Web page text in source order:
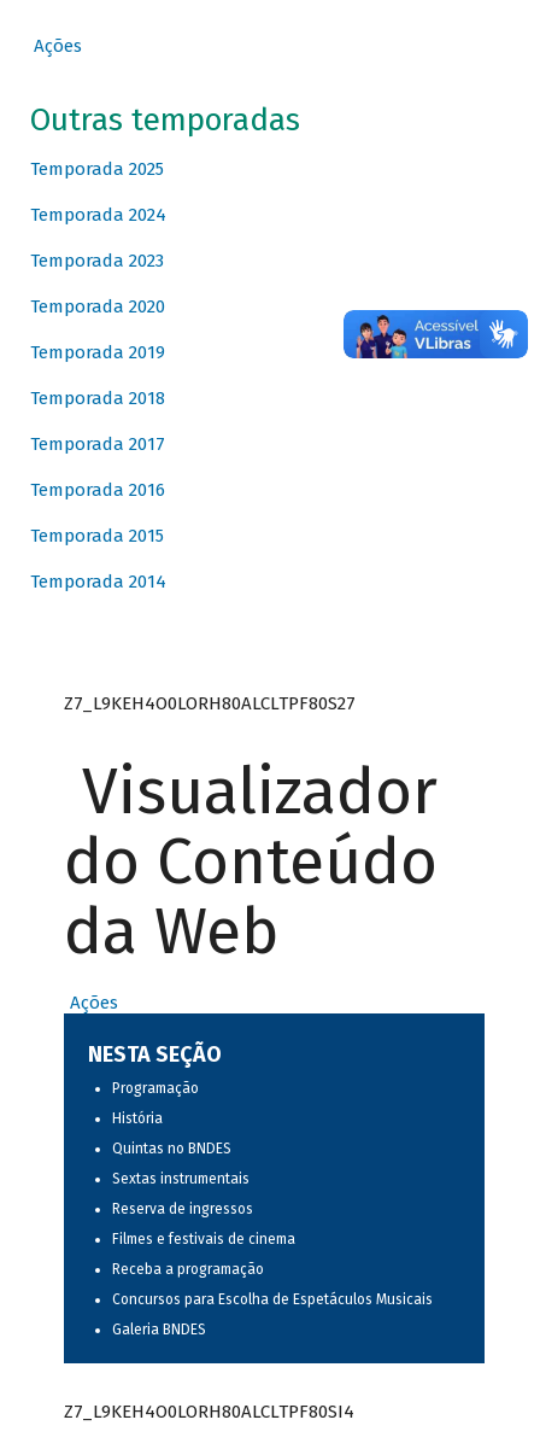
Ações
Outras temporadas
Temporada 2025
Temporada 2024
Temporada 2023
Temporada 2020
Temporada 2019
Temporada 2018
Temporada 2017
Temporada 2016
Temporada 2015
Temporada 2014
Z7_L9KEH4O0LORH80ALCLTPF80S27
Visualizador
do Conteúdo
da Web
Ações
NESTA SEÇÃO
Programação
História
Quintas no BNDES
Sextas instrumentais
Reserva de ingressos
Filmes e festivais de cinema
Receba a programação
Concursos para Escolha de Espetáculos Musicais
Galeria BNDES
Z7_L9KEH4O0LORH80ALCLTPF80SI4